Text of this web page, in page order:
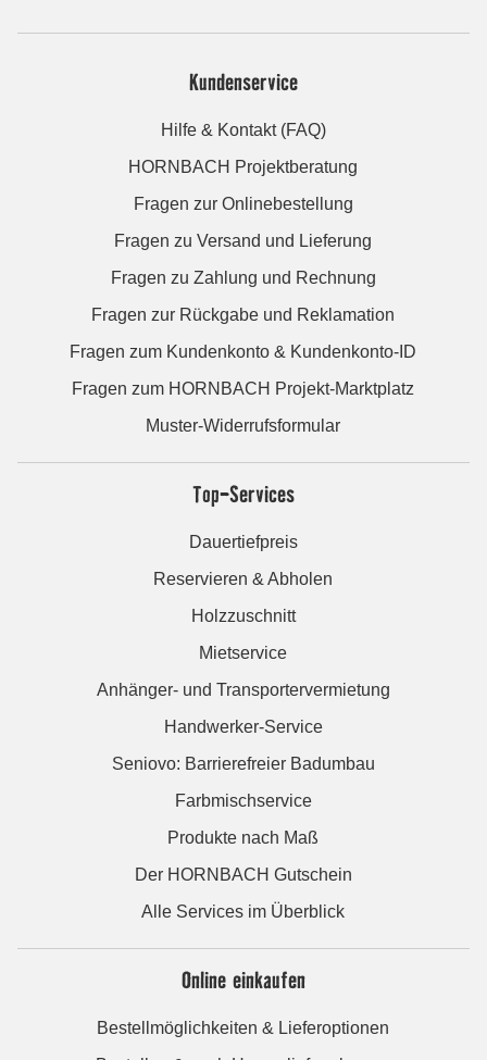
Kundenservice
Hilfe & Kontakt (FAQ)
HORNBACH Projektberatung
Fragen zur Onlinebestellung
Fragen zu Versand und Lieferung
Fragen zu Zahlung und Rechnung
Fragen zur Rückgabe und Reklamation
Fragen zum Kundenkonto & Kundenkonto-ID
Fragen zum HORNBACH Projekt-Marktplatz
Muster-Widerrufsformular
Top-Services
Dauertiefpreis
Reservieren & Abholen
Holzzuschnitt
Mietservice
Anhänger- und Transportervermietung
Handwerker-Service
Seniovo: Barrierefreier Badumbau
Farbmischservice
Produkte nach Maß
Der HORNBACH Gutschein
Alle Services im Überblick
Online einkaufen
Bestellmöglichkeiten & Lieferoptionen